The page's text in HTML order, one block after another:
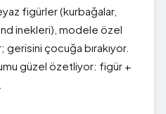
figürler (kurbağalar,
inekleri), modele özel
çocuğa bırakıyor.
güzel özetliyor: figür +